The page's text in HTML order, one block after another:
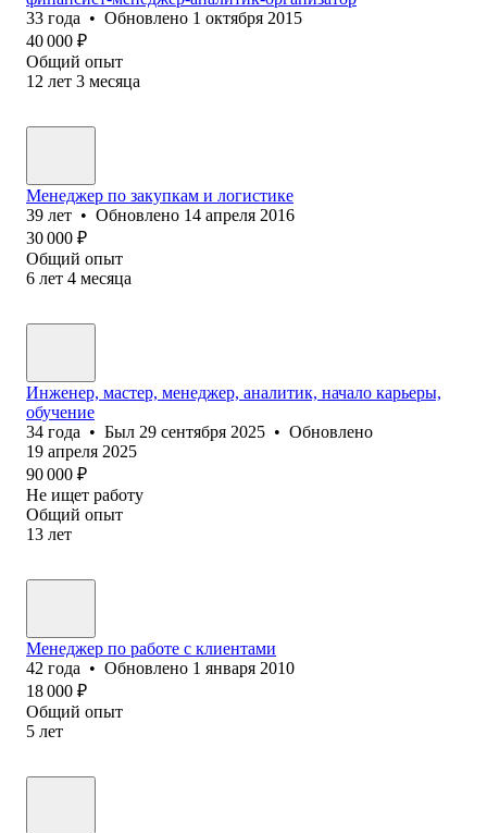
33 года • Обновлено 1 октября 2015
40 000 ₽
Общий опыт
12 лет 3 месяца
Менеджер по закупкам и логистике
39 лет • Обновлено 14 апреля 2016
30 000 ₽
Общий опыт
6 лет 4 месяца
Инженер, мастер, менеджер, аналитик, начало карьеры,
обучение
34 года • Был 29 сентября 2025 • Обновлено
19 апреля 2025
90 000 ₽
Не ищет работу
Общий опыт
13 лет
Менеджер по работе с клиентами
42 года • Обновлено 1 января 2010
18 000 ₽
Общий опыт
5 лет